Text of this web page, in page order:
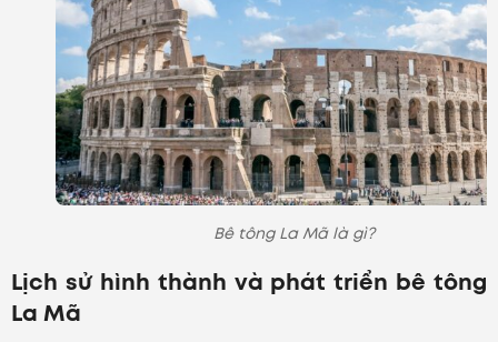
Bê tông La Mã là gì?
Lịch sử hình thành và phát triển bê tông
La Mã